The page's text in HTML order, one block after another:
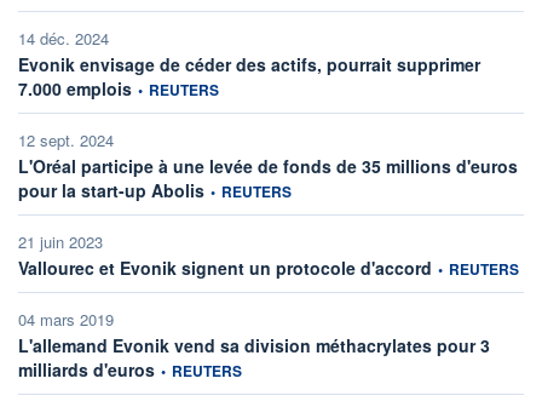
14 déc. 2024
Evonik envisage de céder des actifs, pourrait supprimer
7.000 emplois information fournie par
• REUTERS
12 sept. 2024
L'Oréal participe à une levée de fonds de 35 millions d'euros
pour la start-up Abolis information fournie par
• REUTERS
21 juin 2023
Vallourec et Evonik signent un protocole d'accord information
• REUTERS
04 mars 2019
L'allemand Evonik vend sa division méthacrylates pour 3
milliards d'euros information fournie par
• REUTERS